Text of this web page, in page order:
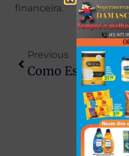
financeira.
Previous
Como Escolher Empresa De Buffet Para Eventos Na Capital Paranaense